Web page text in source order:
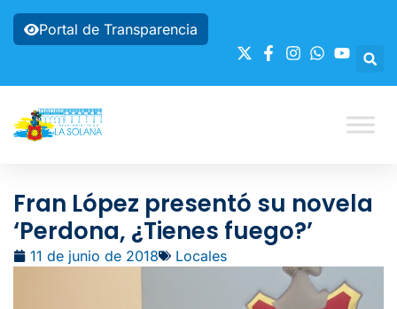
Portal de Transparencia
Fran López presentó su novela
‘Perdona, ¿Tienes fuego?’
11 de junio de 2018 Locales